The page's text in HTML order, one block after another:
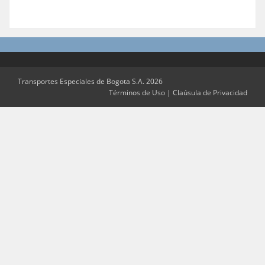
Transportes Especiales de Bogota S.A. 2026
Términos de Uso | Claúsula de Privacidad